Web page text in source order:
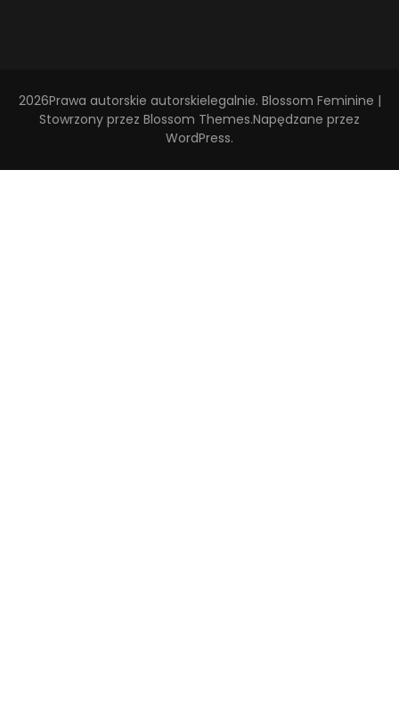
2026Prawa autorskie autorskielegalnie. Blossom Feminine |
Stowrzony przez Blossom Themes.Napędzane przez
WordPress.